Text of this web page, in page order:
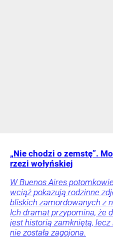
„Nie chodzi o zemstę”.
rzezi wołyńskiej
W Buenos Aires
wciąż pokazują rodzinne
bliskich zamordowanych z
Ich dramat przypomina, że
jest historią zamkniętą,
nie została zagojona.